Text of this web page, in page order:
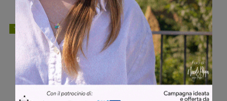
TAGS cronaca montevarchi scippo
Share